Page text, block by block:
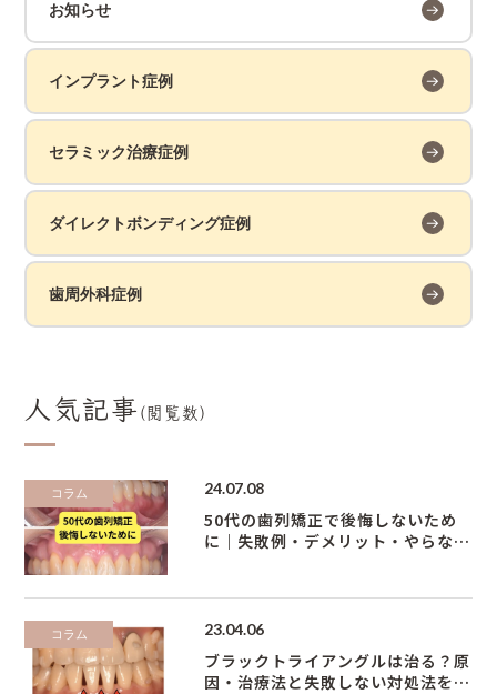
お知らせ
インプラント症例
セラミック治療症例
ダイレクトボンディング症例
歯周外科症例
人気記事 (閲覧数)
コラム 24.07.08
50代の歯列矯正で後悔しないため
に｜失敗例・デメリット・やらなき
コラム 23.04.06
ブラックトライアングルは治る？原
因・治療法と失敗しない対処法を矯